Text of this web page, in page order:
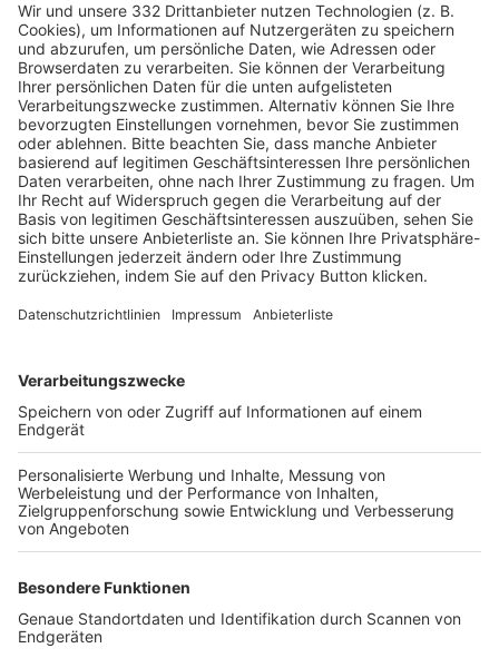
HÄUFIG BESUCHTE SEITEN
Pässe und Vereinswechsel
Trainerausbildung
Schulungsangebot Vereinsmitarbeiter
BFV-Geschäftsstellen
Trainerbörse
Login SpielPlus
FOLGE DEM BFV
TOP-VEREINE
TOP-PARTNER